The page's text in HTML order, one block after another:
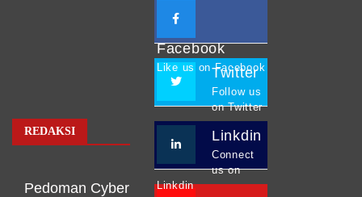
REDAKSI
Pedoman Cyber
Facebook
Like us on Facebook
Twitter
Follow us
on Twitter
Linkdin
Connect
us on
Linkdin